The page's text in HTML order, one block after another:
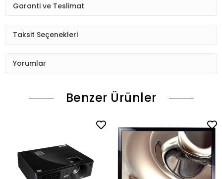
Garanti ve Teslimat
Taksit Seçenekleri
Yorumlar
Benzer Ürünler